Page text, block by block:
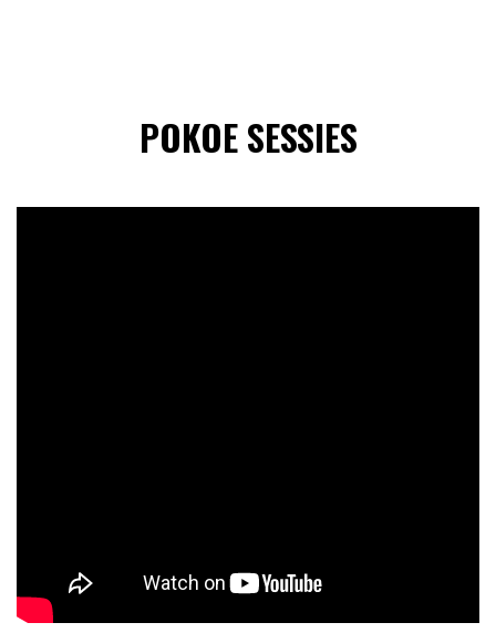
POKOE SESSIES